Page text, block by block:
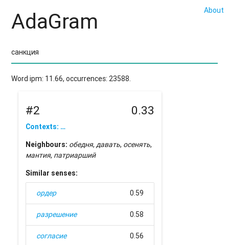
About
AdaGram
Word ipm: 11.66, occurrences: 23588.
#2 0.33
Contexts: …
Neighbours: обедня,давать, осенять,
мантия, патриарший
Similar senses:
ордер 0.59
разрешение 0.58
согласие 0.56